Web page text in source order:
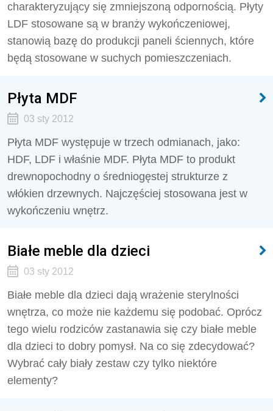
charakteryzujący się zmniejszoną odpornością. Płyty
LDF stosowane są w branży wykończeniowej,
stanowią bazę do produkcji paneli ściennych, które
będą stosowane w suchych pomieszczeniach.
Płyta MDF
03 sty 2012
Płyta MDF występuje w trzech odmianach, jako:
HDF, LDF i właśnie MDF. Płyta MDF to produkt
drewnopochodny o średniogęstej strukturze z
włókien drzewnych. Najczęściej stosowana jest w
wykończeniu wnętrz.
Białe meble dla dzieci
03 sty 2012
Białe meble dla dzieci dają wrażenie sterylności
wnętrza, co może nie każdemu się podobać. Oprócz
tego wielu rodziców zastanawia się czy białe meble
dla dzieci to dobry pomysł. Na co się zdecydować?
Wybrać cały biały zestaw czy tylko niektóre
elementy?